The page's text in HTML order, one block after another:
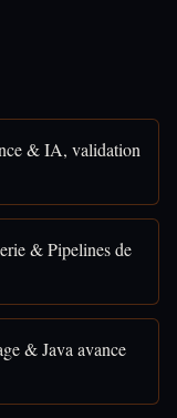
& IA, validation
& Pipelines de
& Java avance